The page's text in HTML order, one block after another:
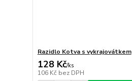
Razidlo Kotva s vykrajovátkem
128 Kč/ks
106 Kč bez DPH